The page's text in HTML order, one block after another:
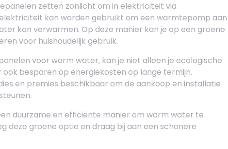
zetten zonlicht om in elektriciteit via
kan worden gebruikt om een warmtepomp aan
kan verwarmen. Op deze manier kan je op een groene
voor huishoudelijk gebruik.
voor warm water, kan je niet alleen je ecologische
besparen op energiekosten op lange termijn.
en premies beschikbaar om de aankoop en installatie
duurzame en efficiënte manier om warm water te
deze groene optie en draag bij aan een schonere